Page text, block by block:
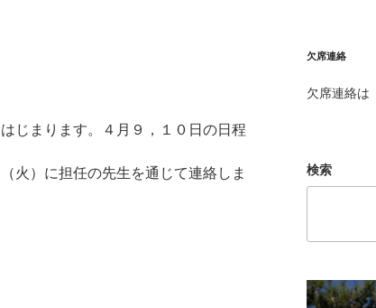
じまります。４月９，１０日の日程
火）に担任の先生を通じて連絡しま
欠席連絡
欠席連絡は
検索